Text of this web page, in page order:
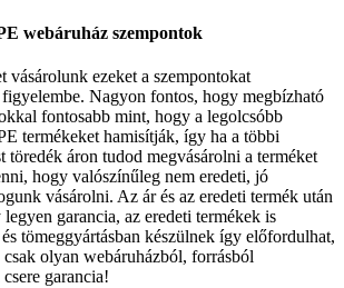
webáruház szempontok
vásárolunk ezeket a szempontokat
Nagyon fontos, hogy megbízható
fontosabb mint, hogy a legolcsóbb
termékeket hamisítják, így ha a többi
töredék áron tudod megvásárolni a terméket
hogy valószínűleg nem eredeti, jó
vásárolni. Az ár és az eredeti termék után
garancia, az eredeti termékek is
tömeggyártásban készülnek így előfordulhat,
olyan webáruházból, forrásból
garancia!